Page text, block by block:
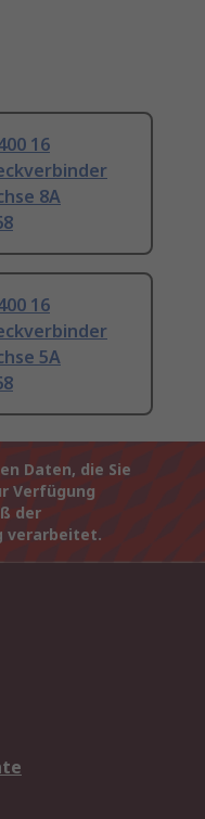
16
8A
16
5A
Daten, die Sie
Verfügung
der
verarbeitet.